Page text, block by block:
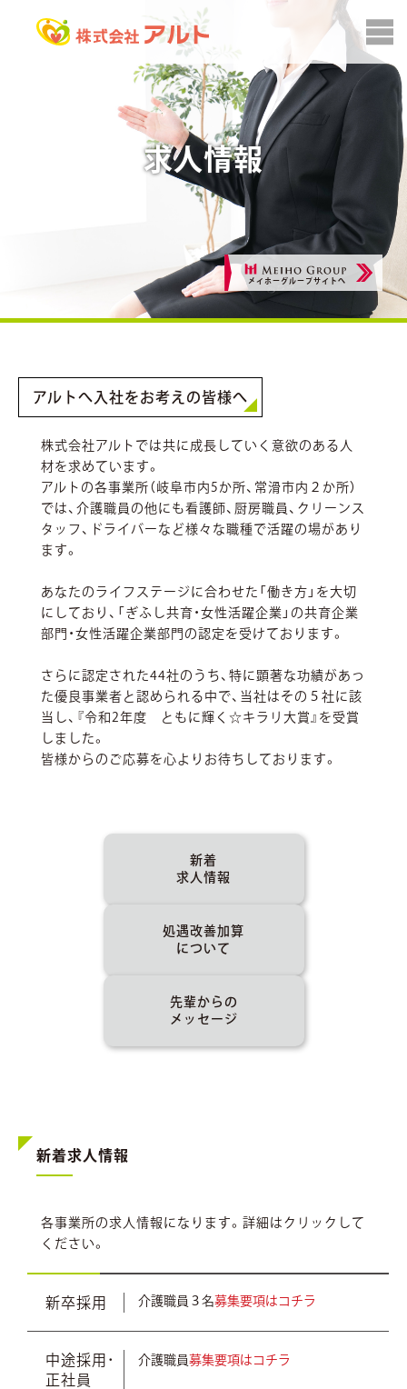
求人情報
メイホーグループサイトへ
アルトへ入社をお考えの皆様へ
株式会社アルトでは共に成長していく意欲のある人
材を求めています。
アルトの各事業所（岐阜市内5か所、常滑市内２か所）
では、介護職員の他にも看護師、厨房職員、クリーンス
タッフ、ドライバーなど様々な職種で活躍の場があり
ます。
あなたのライフステージに合わせた「働き方」を大切
にしており、「ぎふし共育・女性活躍企業」の共育企業
部門・女性活躍企業部門の認定を受けております。
さらに認定された44社のうち、特に顕著な功績があっ
た優良事業者と認められる中で、当社はその５社に該
当し、『令和2年度 ともに輝く☆キラリ大賞』を受賞
しました。
皆様からのご応募を心よりお待ちしております。
新着
求人情報
処遇改善加算
について
先輩からの
メッセージ
新着求人情報
各事業所の求人情報になります。詳細はクリックして
ください。
新卒採用 介護職員３名募集要項はコチラ
中途採用・
正社員
介護職員募集要項はコチラ